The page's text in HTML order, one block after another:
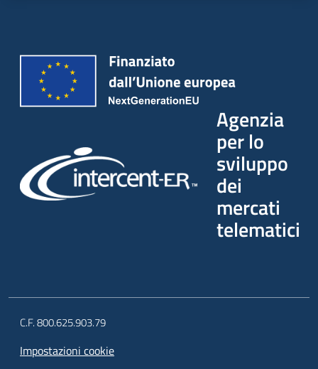
Agenzia
per lo
sviluppo
dei
mercati
telematici
C.F. 800.625.903.79
Impostazioni cookie